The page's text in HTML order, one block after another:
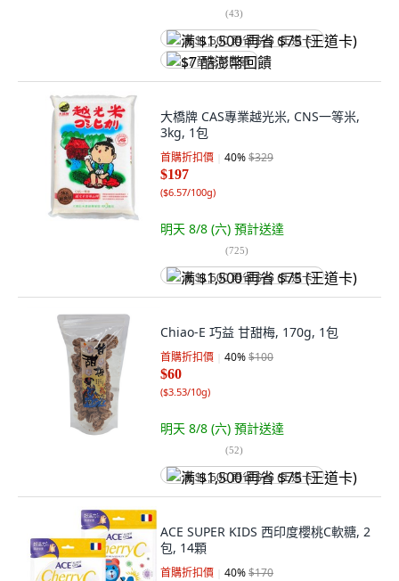
(43)
满 $1,500 再省 $75 (王道卡)
$7 酷澎幣回饋
大橋牌 CAS專業越光米, CNS一等米,
3kg, 1包
首購折扣價 40%$329
$197
($6.57/100g)
明天 8/8 (六) 預計送達
(725)
满 $1,500 再省 $75 (王道卡)
Chiao-E 巧益 甘甜梅, 170g, 1包
首購折扣價 40%$100
$60
($3.53/10g)
明天 8/8 (六) 預計送達
(52)
满 $1,500 再省 $75 (王道卡)
ACE SUPER KIDS 西印度櫻桃C軟糖, 2
包, 14顆
首購折扣價 40%$170